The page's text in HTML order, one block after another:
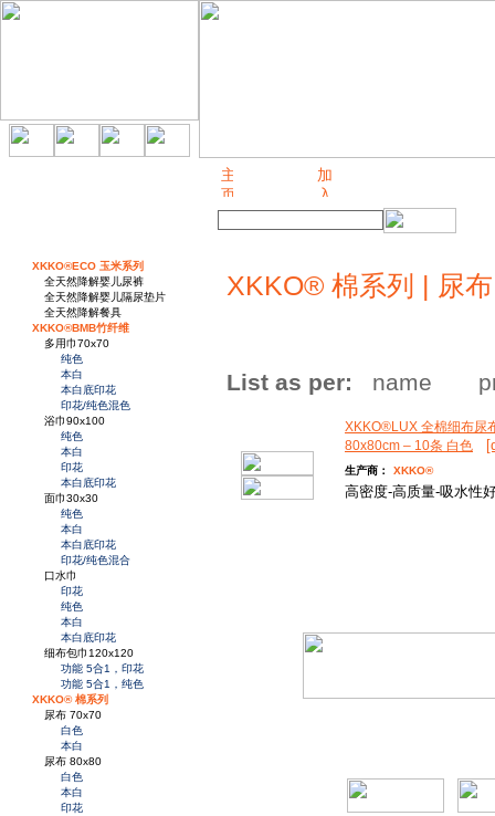
XKKO®ECO 玉米系列
全天然降解婴儿尿裤
全天然降解婴儿隔尿垫片
全天然降解餐具
XKKO®BMB竹纤维
多用巾70x70
纯色
本白
本白底印花
印花/纯色混色
浴巾90x100
纯色
本白
印花
本白底印花
面巾30x30
纯色
本白
本白底印花
印花/纯色混合
口水巾
印花
纯色
本白
本白底印花
细布包巾120x120
功能 5合1，印花
功能 5合1，纯色
XKKO® 棉系列
尿布 70x70
白色
本白
尿布 80x80
白色
本白
印花
XKKO® 棉系列 | 尿
List as per: name
XKKO®LUX 全棉细布尿
80x80cm – 10条 白色
生产商： XKKO®
高密度-高质量-吸水性